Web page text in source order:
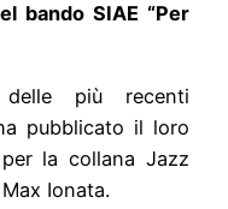
bando SIAE “Per
più recenti
pubblicato il loro
per la collana Jazz
Ionata.